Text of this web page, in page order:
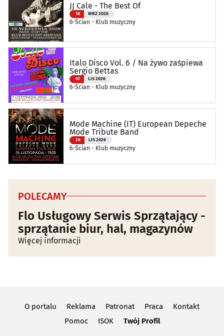
JJ Cale - The Best Of
18 WRZ 2026
6-Ścian - Klub muzyczny
Italo Disco Vol. 6 / Na żywo zaśpiewa
Sergio Bettas
07 LIS 2026
6-Ścian - Klub muzyczny
Mode Machine (IT) European Depeche
Mode Tribute Band
26 LIS 2026
6-Ścian - Klub muzyczny
POLECAMY
Flo Usługowy Serwis Sprzątający -
sprzątanie biur, hal, magazynów
Więcej informacji
O portalu Reklama Patronat Praca
Kontakt
Pomoc
ISOK Twój Profil